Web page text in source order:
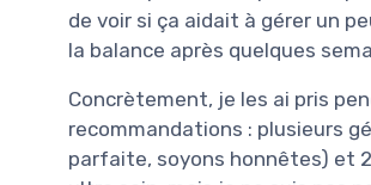
de voir si ça aidait à gérer un
la balance après quelques
Concrètement, je les ai pris
recommandations : plusieurs
parfaite, soyons honnêtes) et